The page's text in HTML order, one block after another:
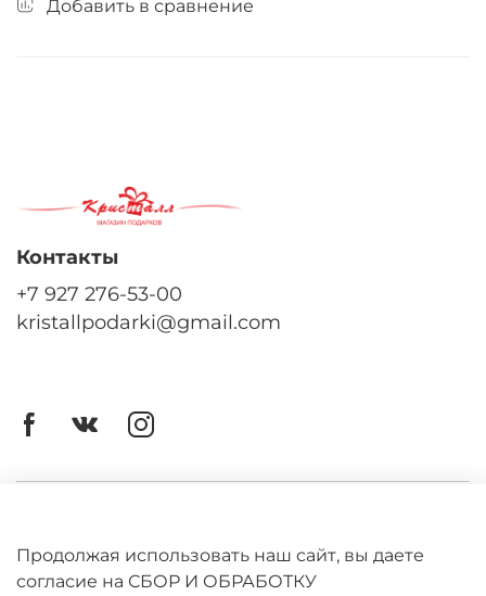
Добавить в сравнение
Оферта
Политика конфиденциальности
Контакты
+7 927 276-53-00
kristallpodarki@gmail.com
Продолжая использовать наш сайт, вы даете
согласие на СБОР И ОБРАБОТКУ